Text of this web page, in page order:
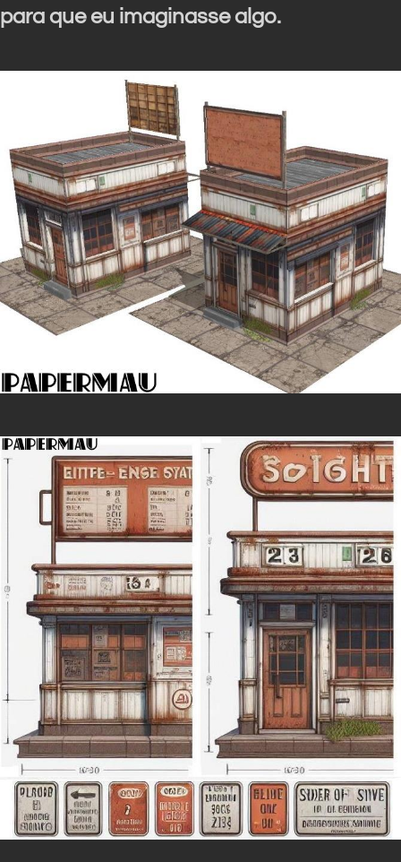
para que eu imaginasse algo.